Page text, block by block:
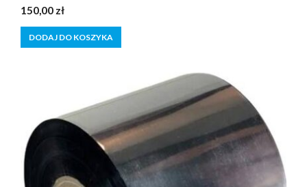
0
z
5
150,00 zł
DODAJ DO KOSZYKA